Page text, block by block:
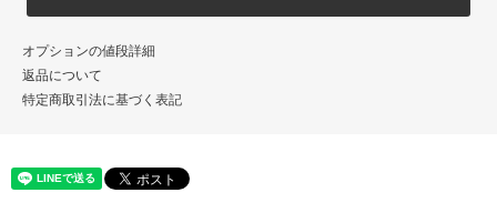
オプションの値段詳細
返品について
特定商取引法に基づく表記